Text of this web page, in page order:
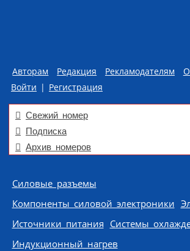
Авторам Редакция Рекламодателям
Войти | Регистрация
Свежий номер
Подписка
Архив номеров
Skip to content
Силовые разъемы
Компоненты силовой электроники
Источники питания Системы
Индукционный нагрев